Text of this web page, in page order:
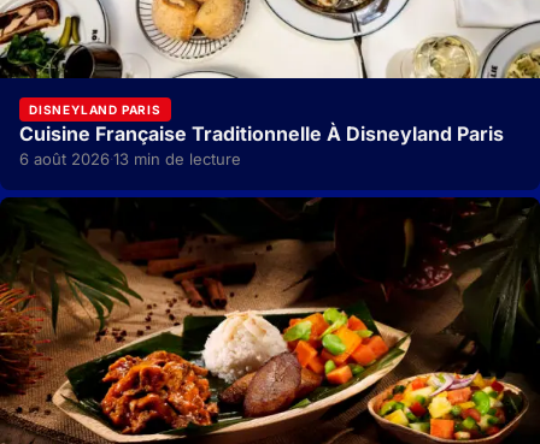
DISNEYLAND PARIS
Cuisine Française Traditionnelle À Disneyland Paris
6 août 2026·13 min de lecture